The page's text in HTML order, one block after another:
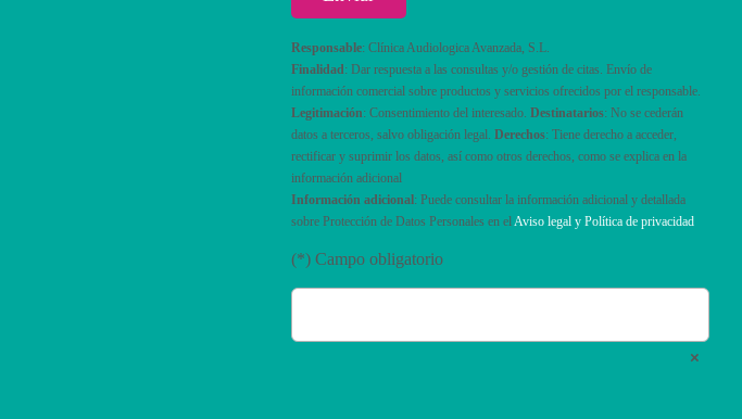
Responsable: Clínica Audiologica Avanzada, S.L.
Finalidad: Dar respuesta a las consultas y/o gestión de citas. Envío de
información comercial sobre productos y servicios ofrecidos por el responsable.
Legitimación: Consentimiento del interesado. Destinatarios: No se cederán
datos a terceros, salvo obligación legal. Derechos: Tiene derecho a acceder,
rectificar y suprimir los datos, así como otros derechos, como se explica en la
información adicional
Información adicional: Puede consultar la información adicional y detallada
sobre Protección de Datos Personales en el Aviso legal y Política de privacidad
(*) Campo obligatorio
×